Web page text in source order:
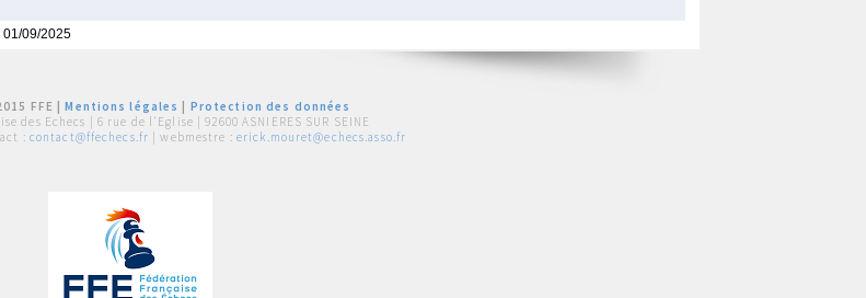
01/09/2025
FFE |Mentions légales
Protection des données
des Echecs | 6 rue de l'Eglise | 92600 ASNIERES SUR SEINE
: contact@ffechecs.fr | webmestre : erick.mouret@echecs.asso.fr